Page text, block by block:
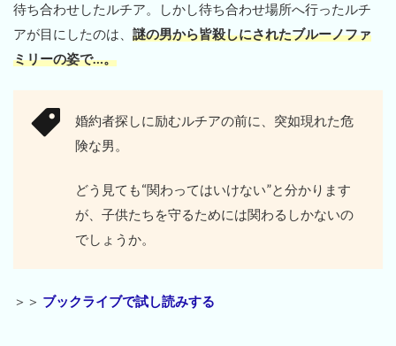
待ち合わせしたルチア。しかし待ち合わせ場所へ行ったルチ
アが目にしたのは、 謎の男から皆殺しにされたブルーノファ
ミリーの姿で…。
婚約者探しに励むルチアの前に、突如現れた危
険な男。
どう見ても“関わってはいけない”と分かります
が、子供たちを守るためには関わるしかないの
でしょうか。
＞＞ ブックライブで試し読みする